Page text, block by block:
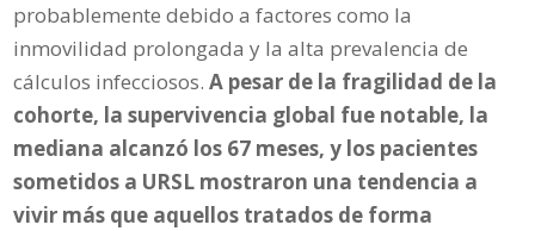
probablemente debido a factores como la
inmovilidad prolongada y la alta prevalencia de
cálculos infecciosos.A pesar de la fragilidad de la
cohorte, la supervivencia global fue notable, la
mediana alcanzó los 67 meses, y los pacientes
sometidos a URSL mostraron una tendencia a
vivir más que aquellos tratados de forma